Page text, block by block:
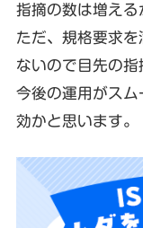
指摘の数は増える
ただ、規格要求
ないので目先の指
今後の運用がス
効かと思います。